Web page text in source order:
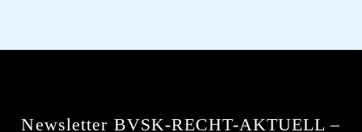
Newsletter BVSK-RECHT-AKTUELL –